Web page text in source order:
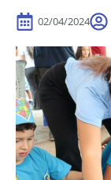
02/04/2024